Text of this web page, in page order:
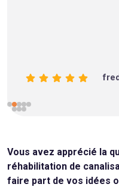
Vous avez apprécié la
réhabilitation de
faire part de vos idées